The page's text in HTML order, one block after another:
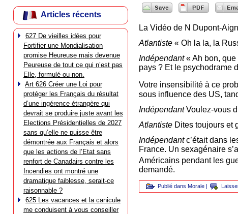
Articles récents
627 De vieilles idées pour
Fortifier une Mondialisation
promise Heureuse mais devenue
Peureuse de tout ce qui n’est pas
Elle, formulé ou non.
Art 626 Créer une Loi pour
protéger les Français du résultat
d’une ingérence étrangère qui
devrait se produire juste avant les
Elections Présidentielles de 2027
sans qu’elle ne puisse être
démontrée aux Français et alors
que les actions de l’Etat sans
renfort de Canadairs contre les
Incendies ont montré une
dramatique faiblesse, serait-ce
raisonnable ?
625 Les vacances et la canicule
me conduisent à vous conseiller
La Vidéo de N Dupont-
Atlantiste « Oh la la, la
Indépendant« Ah bon, que
pays ? Et le psychodrame
Votre insensibilité à ce
sous influence des US,
IndépendantVoulez-vous
Atlantiste Dites toujours et
Indépendantc’était dans
France. Un sexagénaire
Américains pendant les
demandé.
Publié dans Morale |